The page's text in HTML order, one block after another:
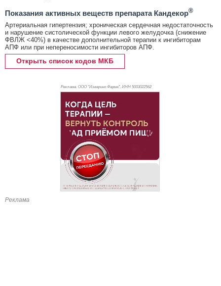
Показания активных веществ препарата Кандекор®
Артериальная гипертензия; хроническая сердечная недостаточность
и нарушение систолической функции левого желудочка (снижение
ФВЛЖ <40%) в качестве дополнительной терапии к ингибиторам
АПФ или при непереносимости ингибиторов АПФ.
Открыть список кодов МКБ
Реклама. ООО "Изварино Фарма", ИНН 5003022562
Реклама